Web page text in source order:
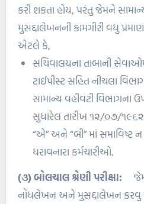
કરી શકતા હોય, પરંતુ જેમને
મુસદ્દાલેખનની કામગીરી વધુ
એટલે કે,
સચિવાલયના તાબાની
ટાઈપીસ્ટ સહિત નીચલા
સામાન્ય વહીવટી
સુધારેલ તારીખ ૧૨/૦૭/૧૯૬૨
“એ” અને “બી” માં સમાવિષ્ટ
ધરાવનારા કર્મચારીઓ.
(૩) બોલચાલ શ્રેણી પરીક્ષા:
નોંધલેખન અને મુસદ્દાલેખન કરવુ